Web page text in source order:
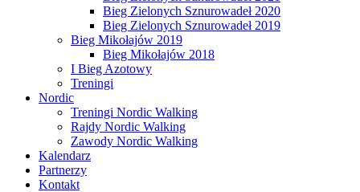
Bieg Zielonych Sznurowadeł 2020
Bieg Zielonych Sznurowadeł 2019
Bieg Mikołajów 2019
Bieg Mikołajów 2018
I Bieg Azotowy
Treningi
Nordic
Treningi Nordic Walking
Rajdy Nordic Walking
Zawody Nordic Walking
Kalendarz
Partnerzy
Kontakt